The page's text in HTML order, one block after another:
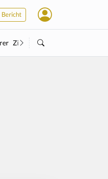
Bericht
Zielstock